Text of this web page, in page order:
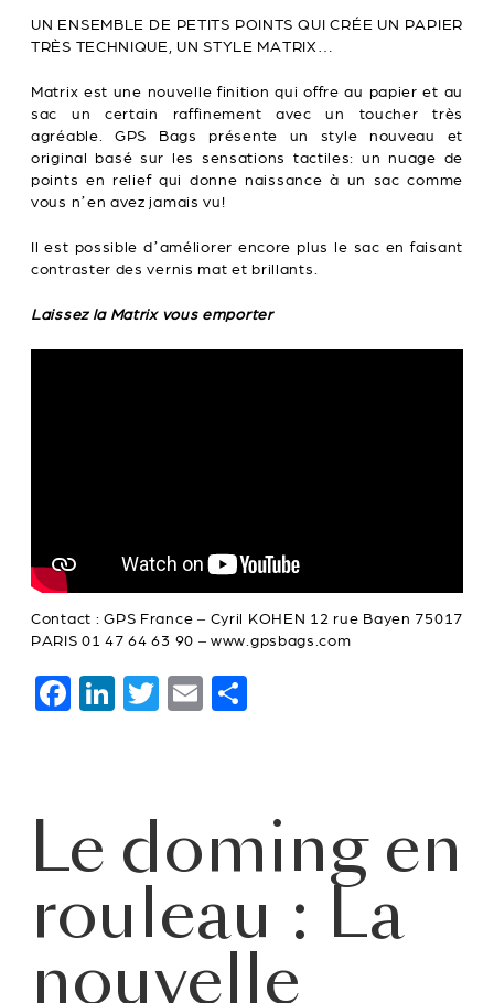
UN ENSEMBLE DE PETITS POINTS QUI CRÉE UN PAPIER
TRÈS TECHNIQUE, UN STYLE MATRIX…
Matrix est une nouvelle finition qui offre au papier et au
sac un certain raffinement avec un toucher très
agréable. GPS Bags présente un style nouveau et
original basé sur les sensations tactiles: un nuage de
points en relief qui donne naissance à un sac comme
vous n’en avez jamais vu!
Il est possible d’améliorer encore plus le sac en faisant
contraster des vernis mat et brillants.
Laissez la Matrix vous emporter
Contact : GPS France – Cyril KOHEN 12 rue Bayen 75017
PARIS 01 47 64 63 90 – www.gpsbags.com
F
b
o
o
k
Li
dI
n
T
E
er
Le doming en
rouleau : La
nouvelle